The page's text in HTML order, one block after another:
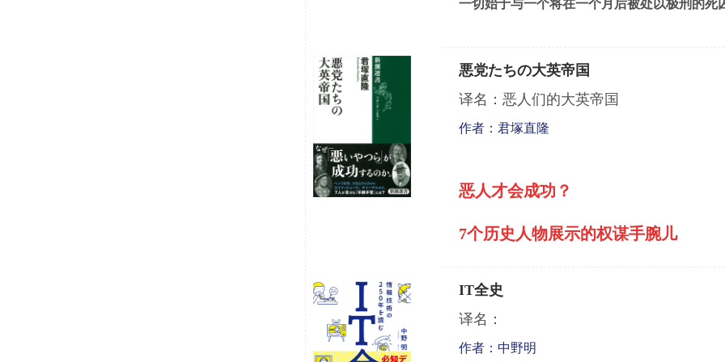
一切始于与一个将在一个月后被处以极刑的死
悪党たちの大英帝国
译名：恶人们的大英帝国
作者：君塚直隆
恶人才会成功？
7个历史人物展示的权谋手腕儿
IT全史
译名：
作者：中野明